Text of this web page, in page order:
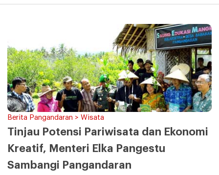
Berita Pangandaran > Wisata
Tinjau Potensi Pariwisata dan Ekonomi
Kreatif, Menteri Elka Pangestu
Sambangi Pangandaran